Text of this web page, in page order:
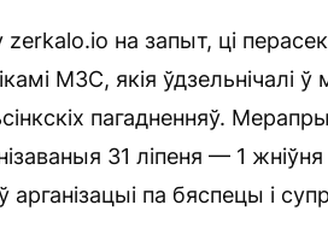
zerkalo.io на запыт, ці
МЗС, якія
пагадненняў.
31 ліпеня — 1
арганізацыі па бяспецы і